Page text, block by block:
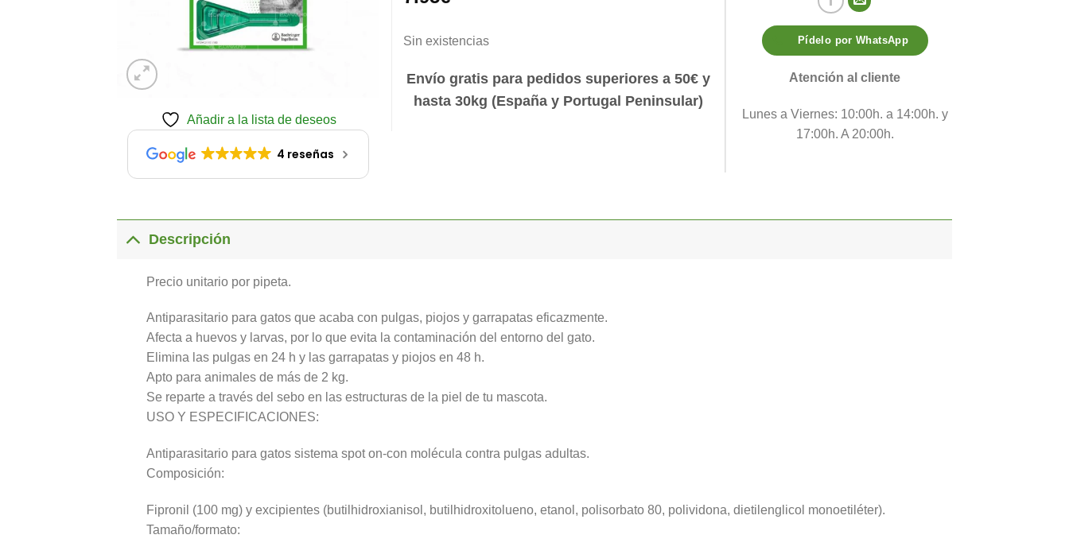
Añadir a la lista de deseos
4 reseñas
Sin existencias
Envío gratis para pedidos superiores a 50€ y
hasta 30kg (España y Portugal Peninsular)
Pídelo por WhatsApp
Atención al cliente
Lunes a Viernes: 10:00h. a 14:00h. y
17:00h. A 20:00h.
Descripción
Precio unitario por pipeta.
Antiparasitario para gatos que acaba con pulgas, piojos y garrapatas eficazmente.
Afecta a huevos y larvas, por lo que evita la contaminación del entorno del gato.
Elimina las pulgas en 24 h y las garrapatas y piojos en 48 h.
Apto para animales de más de 2 kg.
Se reparte a través del sebo en las estructuras de la piel de tu mascota.
USO Y ESPECIFICACIONES:
Antiparasitario para gatos sistema spot on-con molécula contra pulgas adultas.
Composición:
Fipronil (100 mg) y excipientes (butilhidroxianisol, butilhidroxitolueno, etanol, polisorbato 80, polividona, dietilenglicol monoetiléter).
Tamaño/formato: